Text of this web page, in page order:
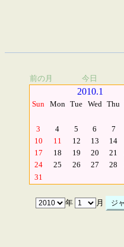
前の月 今日
2010.1
Sun Mon Tue Wed Thu
3
4 5 6 7
10
11 12 13 14
17
18 19 20 21
24
25 26 27 28
31
年 月